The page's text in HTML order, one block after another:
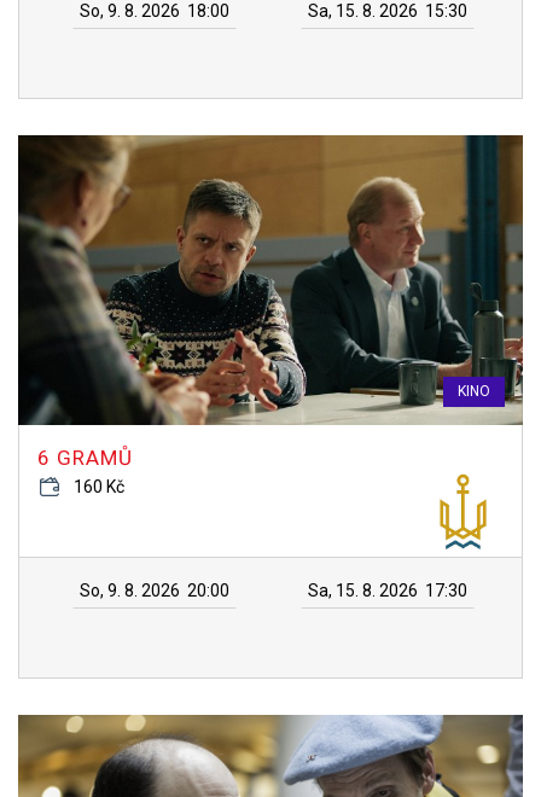
So, 9. 8. 2026 18:00 Sa, 15. 8. 2026 15:30
KINO
6 GRAMŮ
160 Kč
So, 9. 8. 2026 20:00 Sa, 15. 8. 2026 17:30